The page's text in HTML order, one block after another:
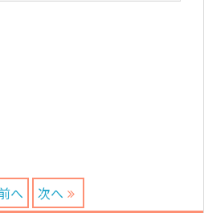
へ 次へ